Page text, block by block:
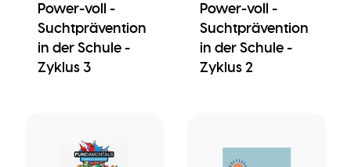
Power-voll -
Suchtprävention
in der Schule -
Zyklus 3
Power-voll -
Suchtprävention
in der Schule -
Zyklus 2